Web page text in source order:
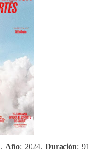
Año: 2024. Duración: 91